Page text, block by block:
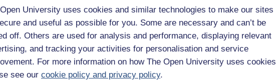
University uses cookies and similar technologies to make our sites
and useful as possible for you. Some are necessary and can’t be
off. Others are used for analysis and performance, displaying relevant
and tracking your activities for personalisation and service
For more information on how The Open University uses cookies
see our cookie policy and privacy policy.
Figure _unit2.3.2Ffigur 7Stori Lowri